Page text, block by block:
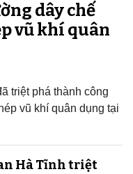
dây chế
vũ khí quân
triệt phá thành công
vũ khí quân dụng tại
Hà Tĩnh triệt